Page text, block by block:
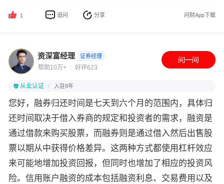
1 追问 分享 问财App下载
资深富经理 证券经理
帮助10万+ 好评623
从业认证 入驻8年
您好，融券归还时间是七天到六个月的范围内，具体归
还时间取决于借入券商的规定和投资者的需求，融资是
通过借款来购买股票，而融券则是通过借入然后出售股
票以期从中获得价格差异。这两种方式都使用杠杆效应
来可能地增加投资回报，但同时也增加了相应的投资风
险。信用账户融资的成本包括融资利息、交易费用以及